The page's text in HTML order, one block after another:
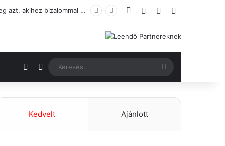
Új Opelt vásárolnál a vállalkozásod számára? Ismerd meg a térséged flottaértékesítőit, és találd meg azt, akihez bizalommal fordulhatsz. FacebookBejelentkezés
Véletlenszerű
Véletlenszerű cikk
Switch skin
Kedvelt Ajánlott